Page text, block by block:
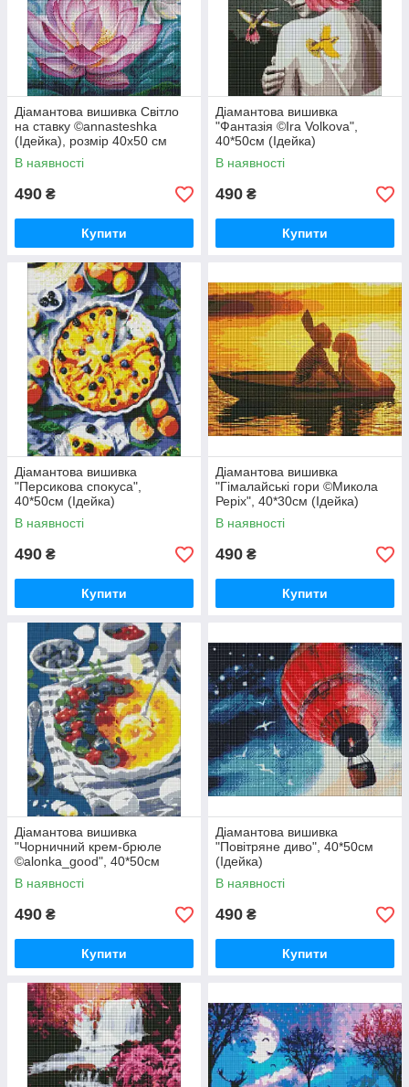
Діамантова вишивка Світло
на ставку ©annasteshka
(Ідейка), розмір 40х50 см
В наявності
490 ₴
Купити
Діамантова вишивка
"Фантазія ©Ira Volkova",
40*50см (Ідейка)
В наявності
490 ₴
Купити
Діамантова вишивка
"Персикова спокуса",
40*50см (Ідейка)
В наявності
490 ₴
Купити
Діамантова вишивка
"Гімалайські гори ©Микола
Реріх", 40*30см (Ідейка)
В наявності
490 ₴
Купити
Діамантова вишивка
"Чорничний крем-брюле
©alonka_good", 40*50см
(Ідейка)
В наявності
490 ₴
Купити
Діамантова вишивка
"Повітряне диво", 40*50см
(Ідейка)
В наявності
490 ₴
Купити